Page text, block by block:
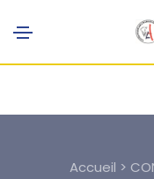
Accueil >